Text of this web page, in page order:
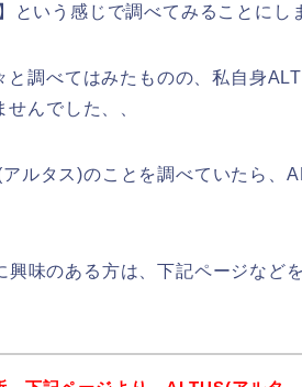
いう感じで調べてみることにし
調べてはみたものの、私自身
んでした、、
ルタス)のことを調べていたら、
味のある方は、下記ページなど